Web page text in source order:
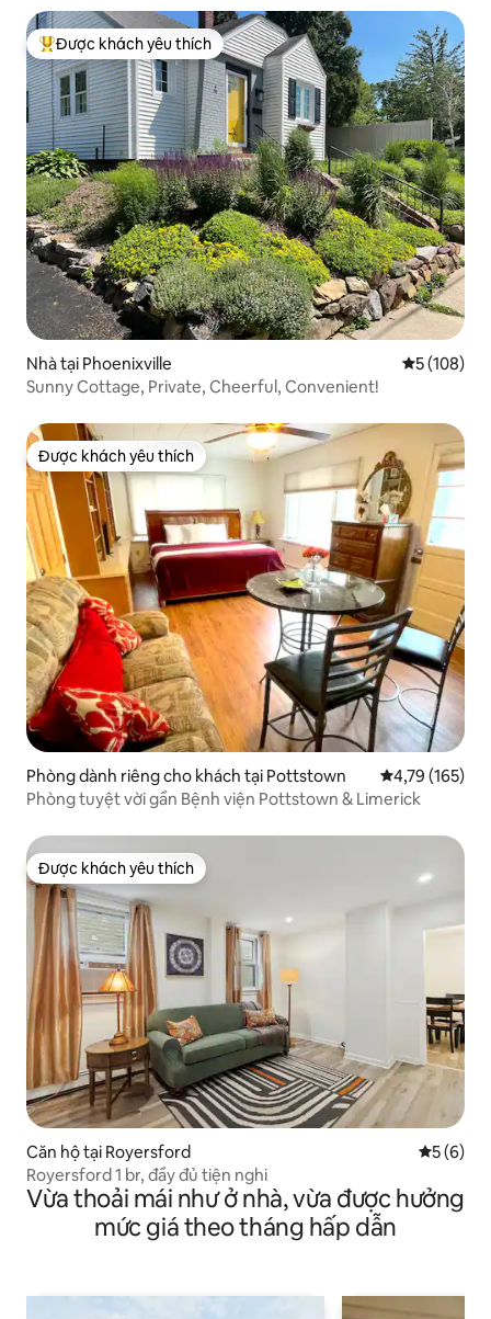
Được khách yêu thích nhất
Được khách yêu thích
Nhà tại Phoenixville Xếp hạng
5 (108)
Sunny Cottage, Private, Cheerful, Convenient!
Được khách yêu thích
Được khách yêu thích
Phòng dành riêng cho khách tại Pottstown Xếp hạng
4,79 (165)
Phòng tuyệt vời gần Bệnh viện Pottstown & Limerick
Được khách yêu thích
Được khách yêu thích
Căn hộ tại Royersford Xếp5 (6)
Royersford 1 br, đầy đủ tiện nghi
Vừa thoải mái như ở nhà, vừa được hưởng
mức giá theo tháng hấp dẫn